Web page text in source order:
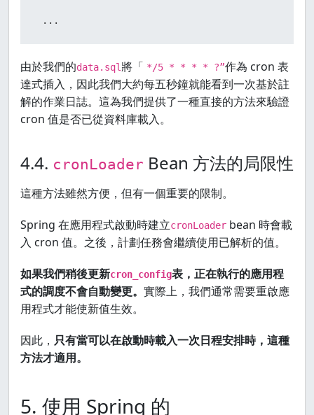
...
由於我們的data.sql 將「 */5 * * * * ?”作為 cron 表
達式插入，因此我們大約每五秒鐘就能看到一次基於註
解的作業日誌。這為我們提供了一種直接的方法來驗證
cron 值是否已從資料庫載入。
4.4. cronLoader Bean 方法的局限性
這種方法雖然方便，但有一個重要的限制。
Spring 在應用程式啟動時建立cronLoader bean 時會載
入 cron 值。之後，計劃任務會繼續使用已解析的值。
如果我們稍後更新cron_config表，正在執行的應用程
式的調度不會自動變更。 實際上，我們通常需要重啟應
用程式才能使新值生效。
因此， 只有當可以在啟動時載入一次日程安排時，這種
方法才適用。
5. 使用 Spring 的